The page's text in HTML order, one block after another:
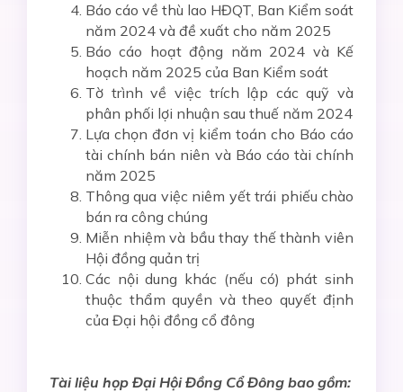
Báo cáo về thù lao HĐQT, Ban Kiểm soát
năm 2024 và đề xuất cho năm 2025
Báo cáo hoạt động năm 2024 và Kế
hoạch năm 2025 của Ban Kiểm soát
Tờ trình về việc trích lập các quỹ và
phân phối lợi nhuận sau thuế năm 2024
Lựa chọn đơn vị kiểm toán cho Báo cáo
tài chính bán niên và Báo cáo tài chính
năm 2025
Thông qua việc niêm yết trái phiếu chào
bán ra công chúng
Miễn nhiệm và bầu thay thế thành viên
Hội đồng quản trị
Các nội dung khác (nếu có) phát sinh
thuộc thẩm quyền và theo quyết định
của Đại hội đồng cổ đông
Tài liệu họp Đại Hội Đồng Cổ Đông bao gồm: